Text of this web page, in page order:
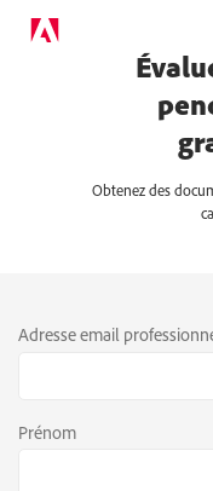
Obtenez des
Adresse email
Prénom